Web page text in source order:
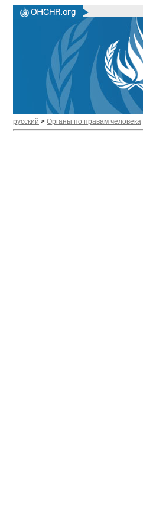
русский > Органы по правам человека